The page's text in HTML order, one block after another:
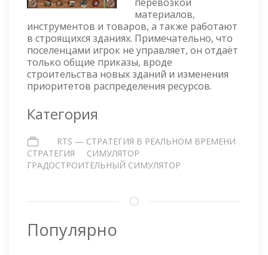
материалов,
инструментов и товаров, а также работают
в строящихся зданиях. Примечательно, что
поселенцами игрок не управляет, он отдаёт
только общие приказы, вроде
строительства новых зданий и изменения
приоритетов распределения ресурсов.
Категория
RTS — СТРАТЕГИЯ В РЕАЛЬНОМ ВРЕМЕНИ
СТРАТЕГИЯ
СИМУЛЯТОР
ГРАДОСТРОИТЕЛЬНЫЙ СИМУЛЯТОР
Популярно